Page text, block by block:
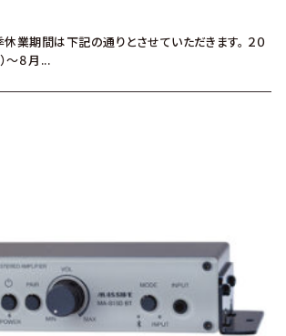
業期間は下記の通りとさせていただきます。 ２０
～８月...